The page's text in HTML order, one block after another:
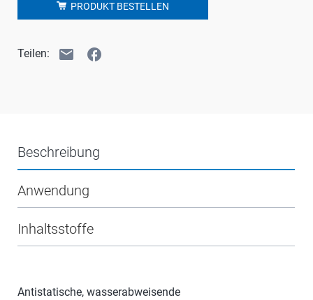
PRODUKT BESTELLEN
Teilen: email facebook
Beschreibung
Anwendung
Inhaltsstoffe
Antistatische, wasserabweisende